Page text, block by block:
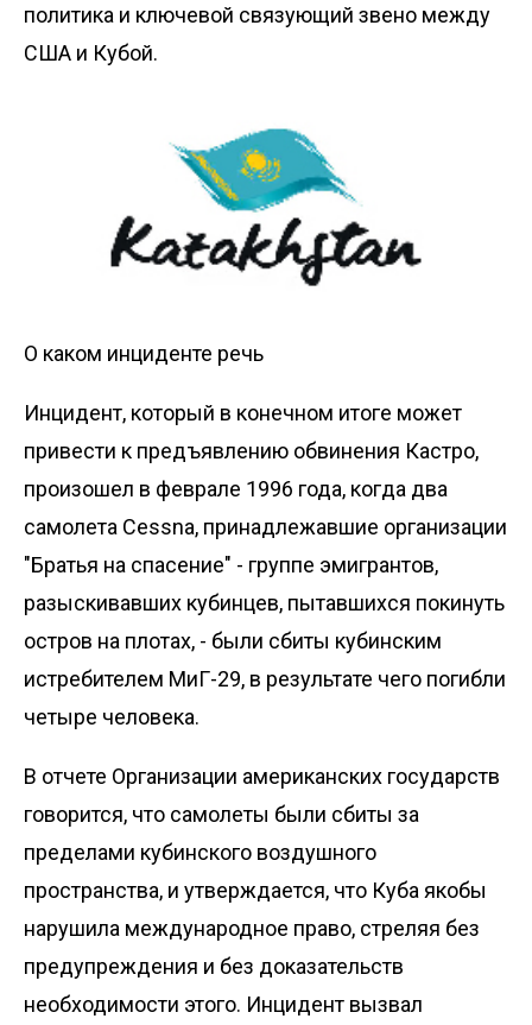
политика и ключевой связующий звено между
США и Кубой.
О каком инциденте речь
Инцидент, который в конечном итоге может
привести к предъявлению обвинения Кастро,
произошел в феврале 1996 года, когда два
самолета Cessna, принадлежавшие организации
"Братья на спасение" - группе эмигрантов,
разыскивавших кубинцев, пытавшихся покинуть
остров на плотах, - были сбиты кубинским
истребителем МиГ-29, в результате чего погибли
четыре человека.
В отчете Организации американских государств
говорится, что самолеты были сбиты за
пределами кубинского воздушного
пространства, и утверждается, что Куба якобы
нарушила международное право, стреляя без
предупреждения и без доказательств
необходимости этого. Инцидент вызвал